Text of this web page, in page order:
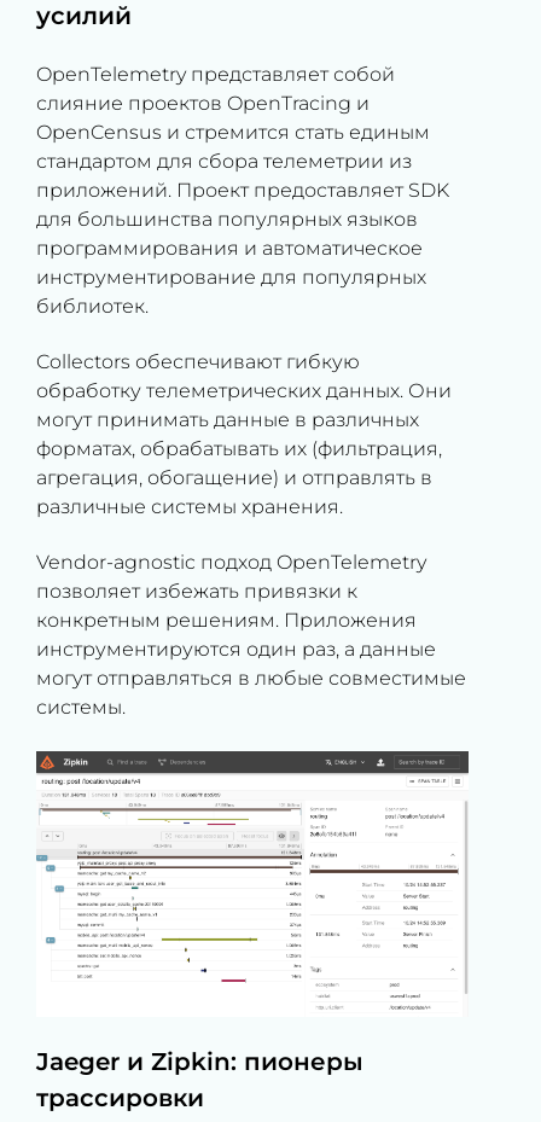
усилий
OpenTelemetry представляет собой
слияние проектов OpenTracing и
OpenCensus и стремится стать единым
стандартом для сбора телеметрии из
приложений. Проект предоставляет SDK
для большинства популярных языков
программирования и автоматическое
инструментирование для популярных
библиотек.
Collectors обеспечивают гибкую
обработку телеметрических данных. Они
могут принимать данные в различных
форматах, обрабатывать их (фильтрация,
агрегация, обогащение) и отправлять в
различные системы хранения.
Vendor-agnostic подход OpenTelemetry
позволяет избежать привязки к
конкретным решениям. Приложения
инструментируются один раз, а данные
могут отправляться в любые совместимые
системы.
Jaeger и Zipkin: пионеры
трассировки